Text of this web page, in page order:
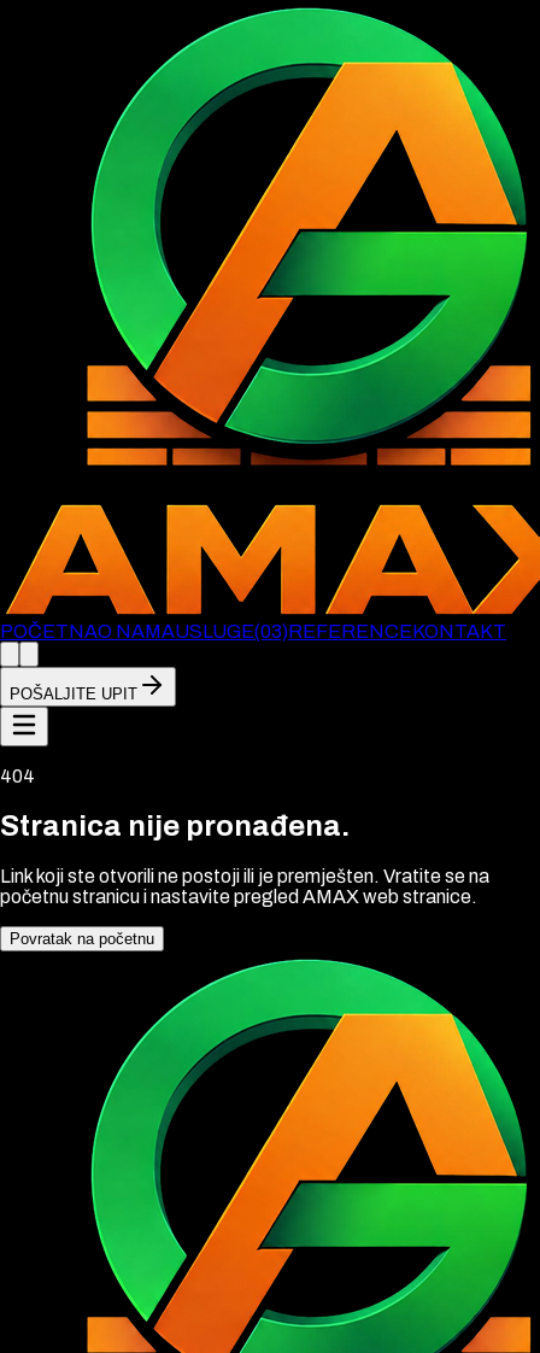
POČETNAO NAMAUSLUGE(03)REFERENCEKONTAKT
POŠALJITE UPIT
404
Stranica nije pronađena.
Link koji ste otvorili ne postoji ili je premješten. Vratite se na
početnu stranicu i nastavite pregled AMAX web stranice.
Povratak na početnu